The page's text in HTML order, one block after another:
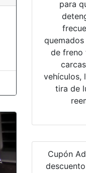
para
de freno
vehículos,
tira de
Cupón